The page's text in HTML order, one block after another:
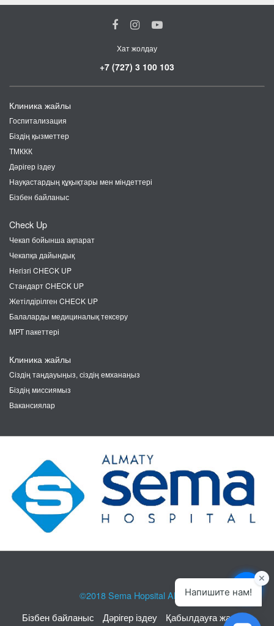
Хат жолдау
+7 (727) 3 100 103
Клиника жайлы
Госпитализация
Біздің қызметтер
ТМККК
Дәрігер іздеу
Науқастардың құқықтары мен міндеттері
Бізбен байланыс
Check Up
Чекап бойынша ақпарат
Чекапқа дайындық
Негізгі CHECK UP
Стандарт CHECK UP
Жетілдірілген CHECK UP
Балаларды медициналық тексеру
МРТ пакеттері
Клиника жайлы
Cіздің таңдауыңыз, сіздің емханаңыз
Біздің миссиямыз
Вакансиялар
©2018Sema Hopsital Almaty
Бізбен байланыс
Дәрігер іздеу Қабылдауға жазылу